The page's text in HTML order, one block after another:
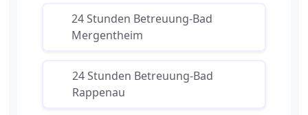
24 Stunden Betreuung-Bad
Mergentheim
24 Stunden Betreuung-Bad
Rappenau